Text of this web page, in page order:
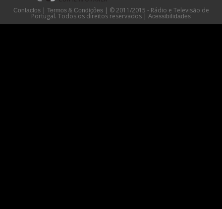
Contactos | Termos & Condições | © 2011/2015 - Rádio e Televisão de
Portugal. Todos os direitos reservados | Acessibilidades